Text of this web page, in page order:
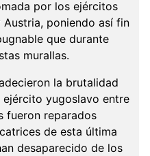
por los ejércitos
poniendo así fin
que durante
murallas.
la brutalidad
yugoslavo entre
fueron reparados
de esta última
desaparecido de los